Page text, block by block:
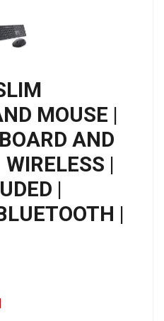
MOUSE |
AND
|
|
|